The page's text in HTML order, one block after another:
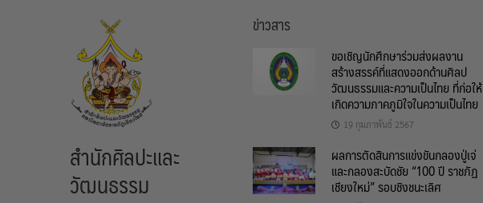
สำนักศิลปะและ
วัฒนธรรม
ข่าวสาร
ขอเชิญนักศึกษาร่วมส่งผลงาน
สร้างสรรค์ที่แสดงออกด้านศิลป
วัฒนธรรมและความเป็นไทย ที่ก่อให้
เกิดความภาคภูมิใจในความเป็นไทย
19 กุมภาพันธ์ 2567
ผลการตัดสินการแข่งขันกลองปู่เจ่
และกลองสะบัดชัย “100 ปี ราชภัฏ
เชียงใหม่” รอบชิงชนะเลิศ